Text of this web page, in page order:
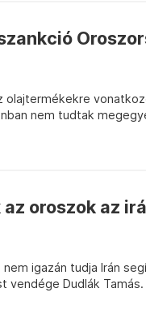
nem tudtak
oroszok az
igazán tudja Irán
vendége Dudlák Tamás.